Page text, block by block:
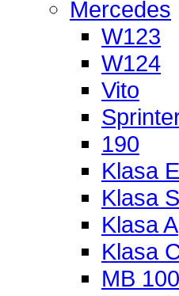
Mercedes
W123
W124
Vito
190
Klasa E
Klasa S
Klasa A
Klasa
MB 100